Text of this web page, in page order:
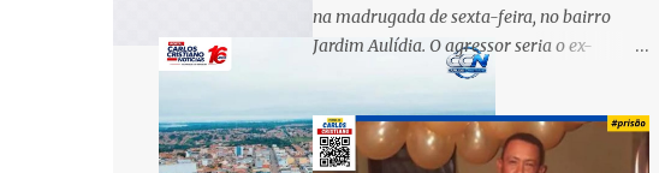
na madrugada de sexta-feira, no bairro
Jardim Aulídia. O agressor seria o ex-
companheiro, com quem manteve um
relacionamento de quase três anos e com
quem tem uma filha. Segundo Karine,
durante todo o dia anterior, o suspeito